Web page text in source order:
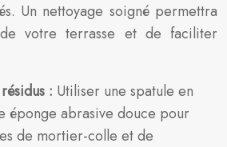
Un nettoyage soigné permettra
votre terrasse et de faciliter
: Utiliser une spatule en
éponge abrasive douce pour
de mortier-colle et de